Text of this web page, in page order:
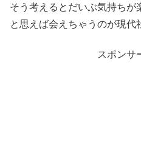
そう考えるとだいぶ気持ち
と思えば会えちゃうのが現代
スポンサ